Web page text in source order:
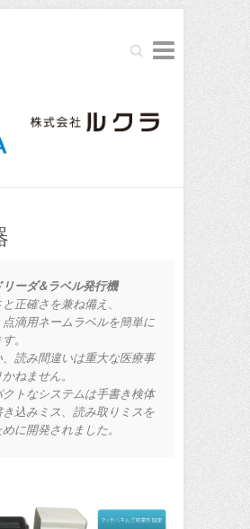
Search
ーダ&ラベル発行機
正確さを兼ね備え、
滴用ネームラベルを簡単に
。
読み間違いは重大な医療事
ねません。
クトなシステムは手書き検体
き込みミス、読み取りミスを
に開発されました。